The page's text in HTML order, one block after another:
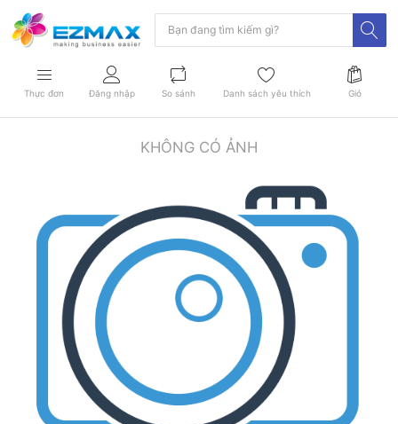
Thực đơn Đăng nhập So sánh Danh sách yêu thích Giỏ